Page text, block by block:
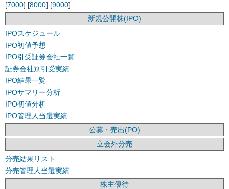
[7000] [8000] [9000]
新規公開株(IPO)
IPOスケジュール
IPO初値予想
IPO引受証券会社一覧
証券会社別引受実績
IPO結果一覧
IPOサマリー分析
IPO初値分析
IPO管理人当選実績
公募・売出(PO)
立会外分売
分売結果リスト
分売管理人当選実績
株主優待